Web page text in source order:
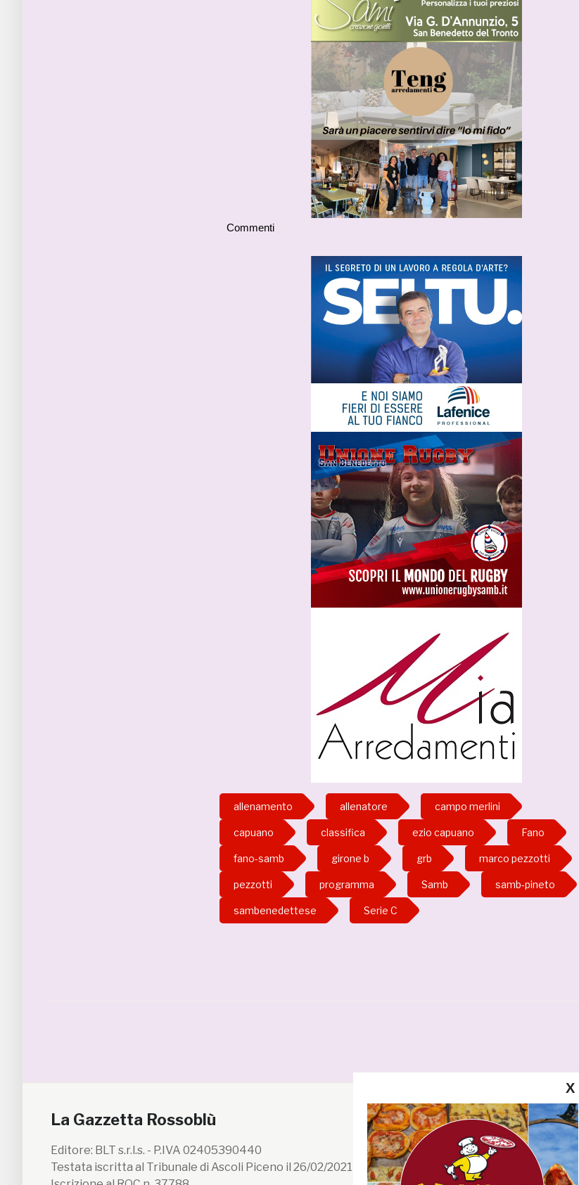
Commenti
allenamento allenatore campo merlini
capuano classifica ezio capuano Fano
fano-samb girone b grb marco pezzotti
pezzotti programma Samb samb-pineto
sambenedettese Serie C
La Gazzetta Rossoblù
Editore: BLT s.r.l.s. - P.IVA 02405390440
Testata iscritta al Tribunale di Ascoli Piceno il 26/02/2021 n. 199/2021
Segui la GRB
Facebook
X